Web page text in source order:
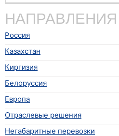
НАПРАВЛЕНИЯ
Россия
Казахстан
Киргизия
Белоруссия
Европа
Отраслевые решения
Негабаритные перевозки